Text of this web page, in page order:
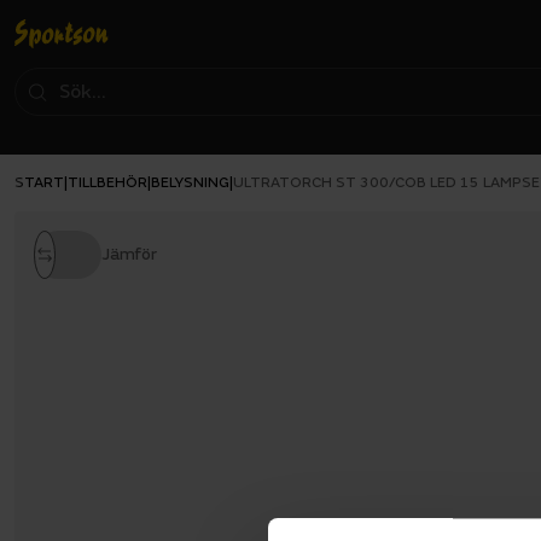
START TILLBEHÖR BELYSNING ULTRATORCH ST 300/COB LED 15
Jämför